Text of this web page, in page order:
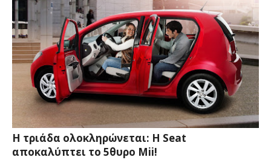
Η τριάδα ολοκληρώνεται: Η Seat
αποκαλύπτει το 5θυρο Mii!